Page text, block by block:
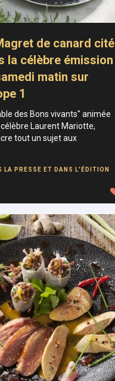
de canard cité
la célèbre émission
matin sur
1
des Bons vivants" animée
Laurent Mariotte,
tout un sujet aux
LA PRESSE ET DANS L'ÉDITION